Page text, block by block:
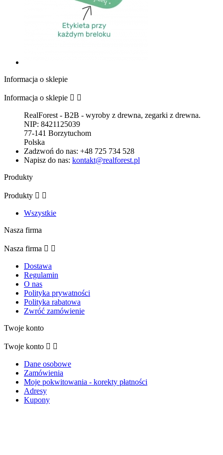
Informacja o sklepie
Informacja o sklepie  
RealForest - B2B - wyroby z drewna, zegarki z drewna.
NIP: 8421125039
77-141 Borzytuchom
Polska
Zadzwoń do nas: +48 725 734 528
Napisz do nas: kontakt@realforest.pl
Produkty
Produkty  
Wszystkie
Nasza firma
Nasza firma  
Dostawa
Regulamin
O nas
Polityka prywatności
Polityka rabatowa
Zwróć zamówienie
Twoje konto
Twoje konto  
Dane osobowe
Zamówienia
Moje pokwitowania - korekty płatności
Adresy
Kupony